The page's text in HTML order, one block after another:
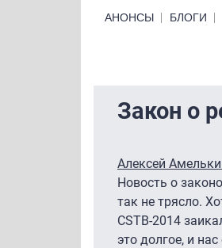
Primary links bottom
АНОНСЫ БЛОГИ
Закон о
Алексей
Новость о
так не трясло.
CSTB-2014
это долгое, и